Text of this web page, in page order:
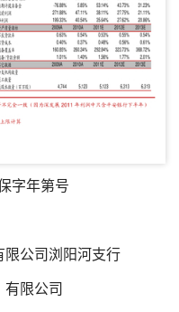
字年第号
公司浏阳河支行
有限公司